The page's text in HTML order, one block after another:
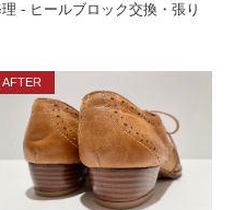
靴磨き
時計修理・電池交換
- ヒールブロック交換・張り